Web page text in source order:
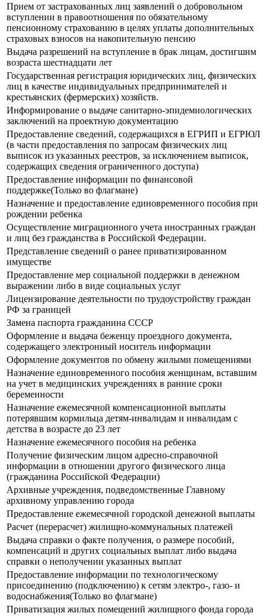
Прием от застрахованных лиц заявлений о добровольном
вступлении в правоотношения по обязательному
пенсионному страхованию в целях уплаты дополнительных
страховых взносов на накопительную пенсию
Выдача разрешений на вступление в брак лицам, достигшим
возраста шестнадцати лет
Государственная регистрация юридических лиц, физических
лиц в качестве индивидуальных предпринимателей и
крестьянских (фермерских) хозяйств.
Информирование о выдаче санитарно-эпидемиологических
заключений на проектную документацию
Предоставление сведений, содержащихся в ЕГРИП и ЕГРЮЛ
(в части предоставления по запросам физических лиц
выписок из указанных реестров, за исключением выписок,
содержащих сведения ограниченного доступа)
Предоставление информации по финансовой
поддержке(Только во флагмане)
Назначение и предоставление единовременного пособия при
рождении ребенка
Осуществление миграционного учета иностранных граждан
и лиц без гражданства в Российской Федерации.
Представление сведений о ранее приватизированном
имуществе
Предоставление мер социальной поддержки в денежном
выражении либо в виде социальных услуг
Лицензирование деятельности по трудоустройству граждан
РФ за границей
Замена паспорта гражданина СССР
Оформление и выдача беженцу проездного документа,
содержащего электронный носитель информации
Оформление документов по обмену жилыми помещениями
Назначение единовременного пособия женщинам, вставшим
на учет в медицинских учреждениях в ранние сроки
беременности
Назначение ежемесячной компенсационной выплаты
потерявшим кормильца детям-инвалидам и инвалидам с
детства в возрасте до 23 лет
Назначение ежемесячного пособия на ребенка
Получение физическим лицом адресно-справочной
информации в отношении другого физического лица
(гражданина Российской Федерации)
Архивные учреждения, подведомственные Главному
архивному управлению города
Предоставление ежемесячной городской денежной выплаты
Расчет (перерасчет) жилищно-коммунальных платежей
Выдача справки о факте получения, о размере пособий,
компенсаций и других социальных выплат либо выдача
справки о неполучении указанных выплат
Предоставление информации по технологическому
присоединению (подключению) к сетям электро-, газо- и
водоснабжения(Только во флагмане)
Приватизация жилых помещений жилищного фонда города